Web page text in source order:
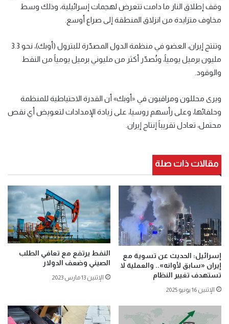
وقف إطلاق النار ما دامت تتعرض لهجمات إسرائيلية، وذلك وسط
مخاوف متزايدة من انزلاق المنطقة إلى صراع أوسع.
وتنتج إيران، العضو في منظمة الدول المصدّرة للبترول (أوبك)، نحو 3.3
مليون برميل يومياً، وتُصدّر أكثر من مليوني برميل يومياً من النفط
والوقود.
ويرى محللون ومراقبون في «أوبك» أن القدرة الاحتياطية للمنظمة
وحلفائها، وعلى رأسهم روسيا، على زيادة الإمدادات لتعويض أي نقص
محتمل، تعادل تقريباً إنتاج إيران.
مقالات ذات صلة
إسرائيل: الحديث عن تسوية مع
إيران «سابق لأوانه».. والعملية لا
تستهدف تغيير النظام
الإثنين 16 يونيو 2025
النفط يرتفع مع تعافي الطلب
الصيني وضعف الدولار
الإثنين 13 مارس 2023